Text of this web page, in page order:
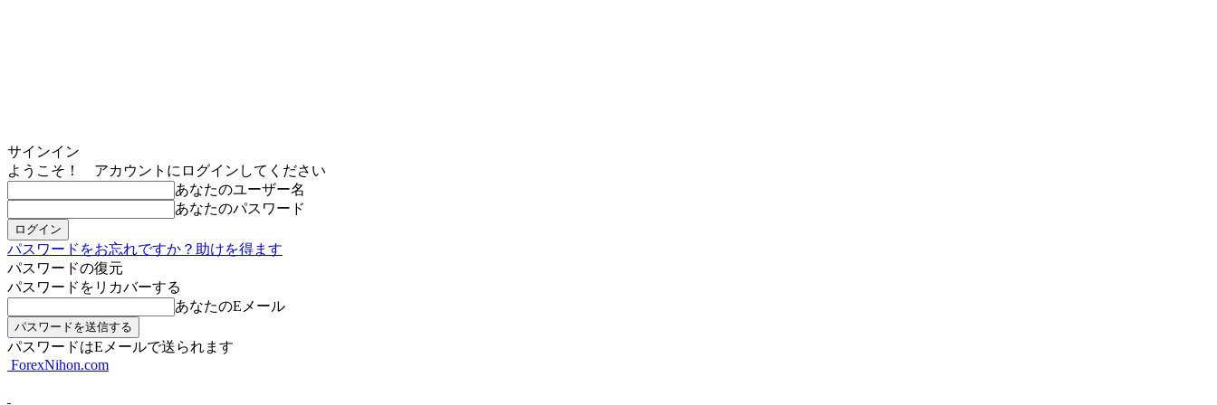
サインイン
ようこそ！ アカウントにログインしてください
あなたのユーザー名
あなたのパスワード
パスワードをお忘れですか？助けを得ます
パスワードの復元
パスワードをリカバーする
あなたのEメール
パスワードはEメールで送られます
ForexNihon.com